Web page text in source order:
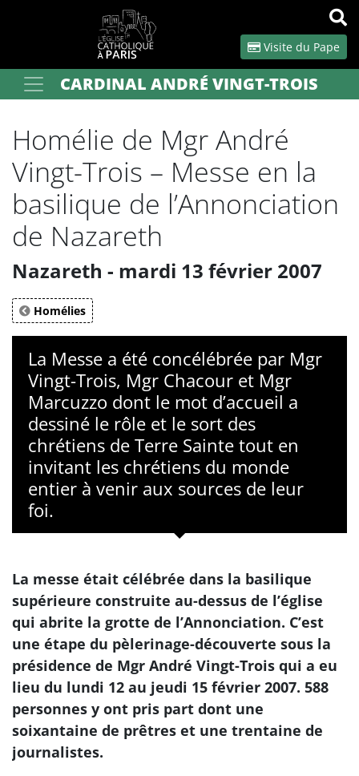
Visite du Pape
Votre recherche OK
CARDINAL ANDRÉ VINGT-TROIS
Homélie de Mgr André
Vingt-Trois – Messe en la
basilique de l’Annonciation
de Nazareth
Nazareth - mardi 13 février 2007
Homélies
La Messe a été concélébrée par Mgr
Vingt-Trois, Mgr Chacour et Mgr
Marcuzzo dont le mot d’accueil a
dessiné le rôle et le sort des
chrétiens de Terre Sainte tout en
invitant les chrétiens du monde
entier à venir aux sources de leur
foi.
La messe était célébrée dans la basilique
supérieure construite au-dessus de l’église
qui abrite la grotte de l’Annonciation. C’est
une étape du pèlerinage-découverte sous la
présidence de Mgr André Vingt-Trois qui a eu
lieu du lundi 12 au jeudi 15 février 2007. 588
personnes y ont pris part dont une
soixantaine de prêtres et une trentaine de
journalistes.
Panneau de gestion des cookies